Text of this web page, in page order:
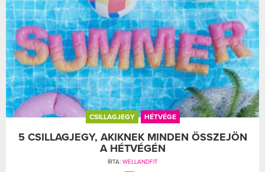
CSILLAGJEGY HÉTVÉGE
5 CSILLAGJEGY, AKIKNEK MINDEN ÖSSZEJÖN
A HÉTVÉGÉN
ÍRTA: WELLANDFIT